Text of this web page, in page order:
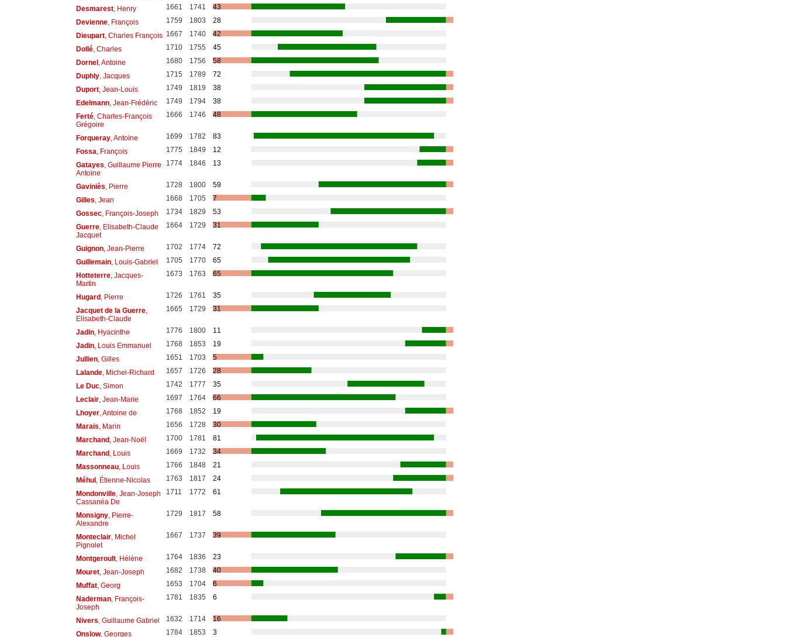
Desmarest, Henry 1661 1741
43
Devienne, François 1759 1803
28
Dieupart, Charles François 1667 1740
42
Dollé, Charles 1710 1755
45
Dornel, Antoine 1680 1756
58
Duphly, Jacques 1715 1789
72
Duport, Jean-Louis 1749 1819
38
Edelmann, Jean-Frédéric 1749 1794
38
Ferté, Charles-François
Grégoire
1666 1746 48
Forqueray, Antoine 1699 1782
83
Fossa , François 1775 1849
12
Gatayes , Guillaume Pierre
Antoine
1774 1846 13
Gaviniès , Pierre 1728 1800
59
Gilles , Jean 1668 1705
7
Gossec, François-Joseph 1734 1829
53
Guerre, Elisabeth-Claude
Jacquet
1664 1729 31
Guignon, Jean-Pierre 1702 1774
72
Guillemain, Louis-Gabriel 1705 1770
65
Hotteterre, Jacques-
Martin
1673 1763 65
Hugard, Pierre 1726 1761
35
Jacquet de la Guerre,
Elisabeth-Claude
1665 1729 31
Jadin, Hyacinthe 1776 1800
11
Jadin, Louis Emmanuel 1768 1853
19
Jullien, Gilles 1651 1703
5
Lalande, Michel-Richard 1657 1726
28
Le Duc, Simon 1742 1777
35
Leclair, Jean-Marie 1697 1764
66
Lhoyer, Antoine de 1768 1852
19
Marais , Marin 1656 1728
30
Marchand, Jean-Noël 1700 1781
81
Marchand, Louis 1669 1732
34
Massonneau, Louis 1766 1848
21
Méhul, Étienne-Nicolas 1763 1817
24
Mondonville, Jean-Joseph
Cassanéa De
1711 1772 61
Monsigny, Pierre-
Alexandre
1729 1817 58
Monteclair, Michel
Pignolet
1667 1737 39
Montgeroult, Hélène 1764 1836
23
Mouret, Jean-Joseph 1682 1738
40
Muffat, Georg 1653 1704
6
Naderman, François-
Joseph
1781 1835 6
Nivers , Guillaume Gabriel 1632 1714
16
Onslow, Georges 1784 1853 3